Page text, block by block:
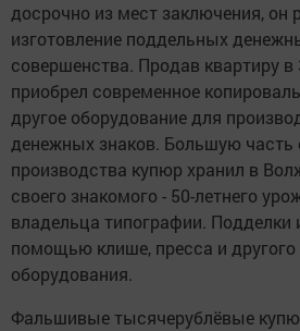
досрочно из мест заключения, он
изготовление поддельных
совершенства. Продав квартиру в
приобрел современное
другое оборудование для
денежных знаков. Большую часть
производства купюр хранил в
своего знакомого - 50-летнего
владельца типографии. Подделки
помощью клише, пресса и другого
оборудования.
Фальшивые тысячерублёвые